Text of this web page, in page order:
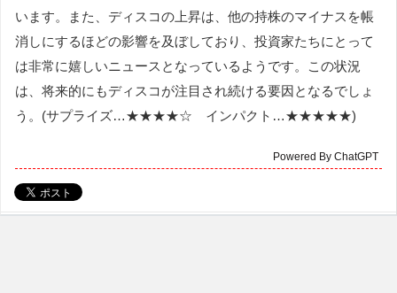
います。また、ディスコの上昇は、他の持株のマイナスを帳
消しにするほどの影響を及ぼしており、投資家たちにとって
は非常に嬉しいニュースとなっているようです。この状況
は、将来的にもディスコが注目され続ける要因となるでしょ
う。(サプライズ…★★★★☆ インパクト…★★★★★)
Powered By ChatGPT